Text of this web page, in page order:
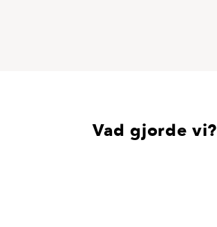
Vad gjorde vi?